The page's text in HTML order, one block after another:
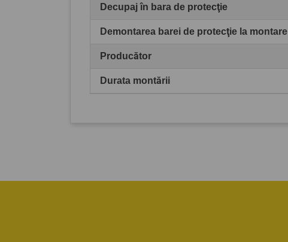
Decupaj în bara de protecţie
Demontarea barei de protecţie la montare
Producător
Durata montării